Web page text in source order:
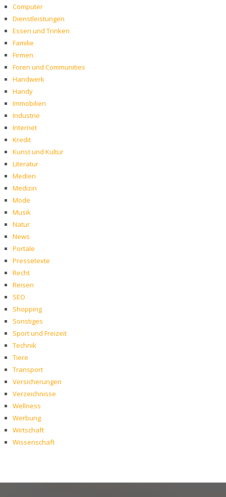
Computer
Dienstleistungen
Essen und Trinken
Familie
Firmen
Foren und Communities
Handwerk
Handy
Immobilien
Industrie
Internet
Kredit
Kunst und Kultur
Literatur
Medien
Medizin
Mode
Musik
Natur
News
Portale
Pressetexte
Recht
Reisen
SEO
Shopping
Sonstiges
Sport und Freizeit
Technik
Tiere
Transport
Versicherungen
Verzeichnisse
Wellness
Werbung
Wirtschaft
Wissenschaft